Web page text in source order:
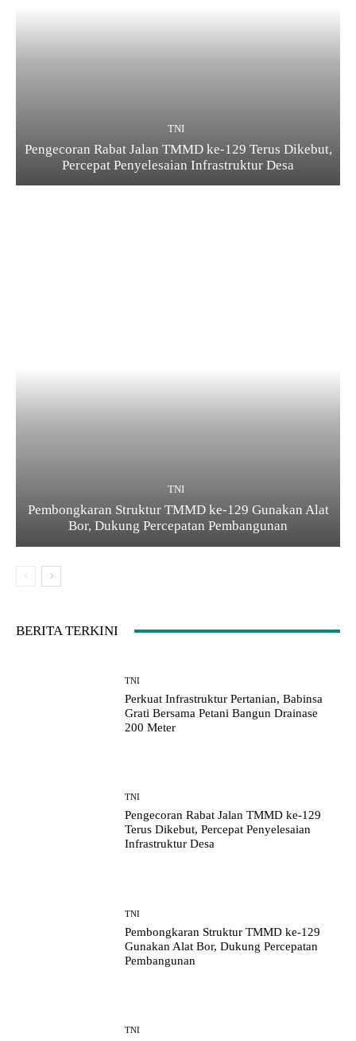
TNI
Pengecoran Rabat Jalan TMMD ke-129 Terus Dikebut,
Percepat Penyelesaian Infrastruktur Desa
TNI
Pembongkaran Struktur TMMD ke-129 Gunakan Alat
Bor, Dukung Percepatan Pembangunan
BERITA TERKINI
TNI
Perkuat Infrastruktur Pertanian, Babinsa
Grati Bersama Petani Bangun Drainase
200 Meter
TNI
Pengecoran Rabat Jalan TMMD ke-129
Terus Dikebut, Percepat Penyelesaian
Infrastruktur Desa
TNI
Pembongkaran Struktur TMMD ke-129
Gunakan Alat Bor, Dukung Percepatan
Pembangunan
TNI